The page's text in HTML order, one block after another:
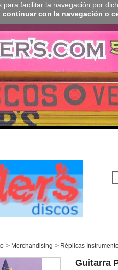
para facilitar la navegación por
continuar con la navegación o
> Merchandising > Réplicas
Guitarra